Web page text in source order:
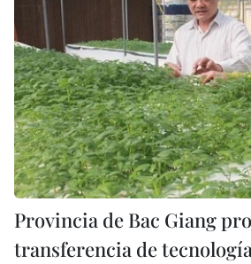
Provincia de Bac Giang
transferencia de